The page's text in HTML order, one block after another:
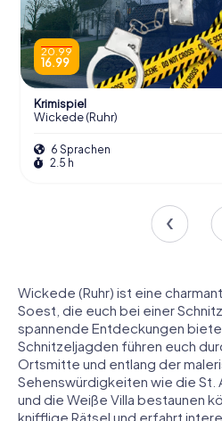
20.99
16.99
Krimispiel
Wickede (Ruhr)
6 Sprachen
2.5 h
Wickede (Ruhr) ist eine
Soest, die euch bei einer
spannende Entdeckungen
Schnitzeljagden führen euch
Ortsmitte und entlang der
Sehenswürdigkeiten wie die St.
und die Weiße Villa bestaunen
knifflige Rätsel und erfahrt